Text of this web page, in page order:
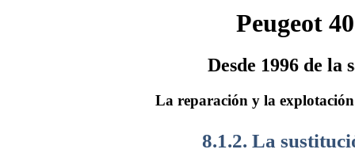
Peugeot
Desde 1996 de la
La reparación y la
8.1.2. La